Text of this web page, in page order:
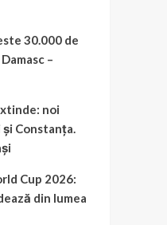
30.000 de
–
noi
Constanța.
Cup 2026:
din lumea